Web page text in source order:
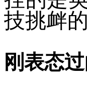
技挑衅
刚表态